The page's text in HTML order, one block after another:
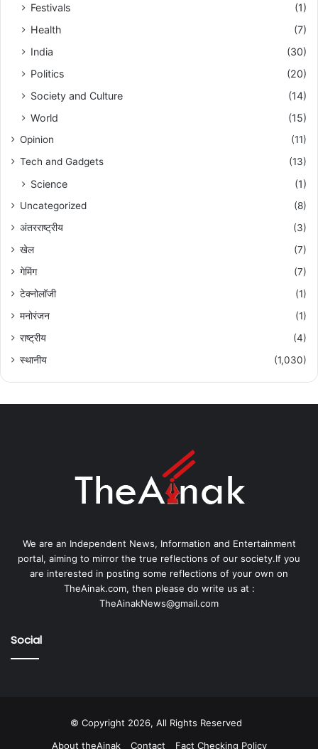
Festivals
(1)
Health
(7)
India
(30)
Politics
(20)
Society and Culture
(14)
World
(15)
Opinion
(11)
Tech and Gadgets
(13)
Science (1)
Uncategorized
(8)
अंतरराष्ट्रीय
(3)
खेल
(7)
गेमिंग
(7)
टेक्नोलॉजी
(1)
मनोरंजन
(1)
राष्ट्रीय
(4)
स्थानीय
(1,030)
We are an Independent News, Information and Entertainment
portal, aiming to mirror the true reflections of our society.If you
are interested in posting some reflections of your own on
TheAinak.com, then please do write us at :
TheAinakNews@gmail.com
Social
© Copyright 2026, All Rights Reserved
About theAinak
Contact Fact Checking Policy